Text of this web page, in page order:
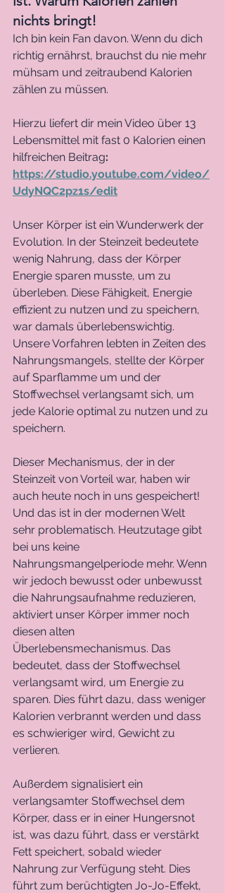
nichts bringt!
Ich bin kein Fan davon. Wenn du dich
richtig ernährst, brauchst du nie mehr
mühsam und zeitraubend Kalorien
zählen zu müssen.
Hierzu liefert dir mein Video über 13
Lebensmittel mit fast 0 Kalorien einen
hilfreichen Beitrag:
https://studio.youtube.com/video/
UdyNQC2pz1s/edit
Unser Körper ist ein Wunderwerk der
Evolution. In der Steinzeit bedeutete
wenig Nahrung, dass der Körper
Energie sparen musste, um zu
überleben. Diese Fähigkeit, Energie
effizient zu nutzen und zu speichern,
war damals überlebenswichtig.
Unsere Vorfahren lebten in Zeiten des
Nahrungsmangels, stellte der Körper
auf Sparflamme um und der
Stoffwechsel verlangsamt sich, um
jede Kalorie optimal zu nutzen und zu
speichern.
Dieser Mechanismus, der in der
Steinzeit von Vorteil war, haben wir
auch heute noch in uns gespeichert!
Und das ist in der modernen Welt
sehr problematisch. Heutzutage gibt
bei uns keine
Nahrungsmangelperiode mehr. Wenn
wir jedoch bewusst oder unbewusst
die Nahrungsaufnahme reduzieren,
aktiviert unser Körper immer noch
diesen alten
Überlebensmechanismus. Das
bedeutet, dass der Stoffwechsel
verlangsamt wird, um Energie zu
sparen. Dies führt dazu, dass weniger
Kalorien verbrannt werden und dass
es schwieriger wird, Gewicht zu
verlieren.
Außerdem signalisiert ein
verlangsamter Stoffwechsel dem
Körper, dass er in einer Hungersnot
ist, was dazu führt, dass er verstärkt
Fett speichert, sobald wieder
Nahrung zur Verfügung steht. Dies
führt zum berüchtigten Jo-Jo-Effekt,